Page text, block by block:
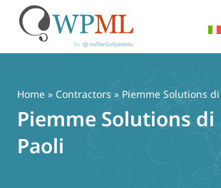
contenuto
Home » Contractors » Piemme Solutions
Piemme Solutions
Paoli